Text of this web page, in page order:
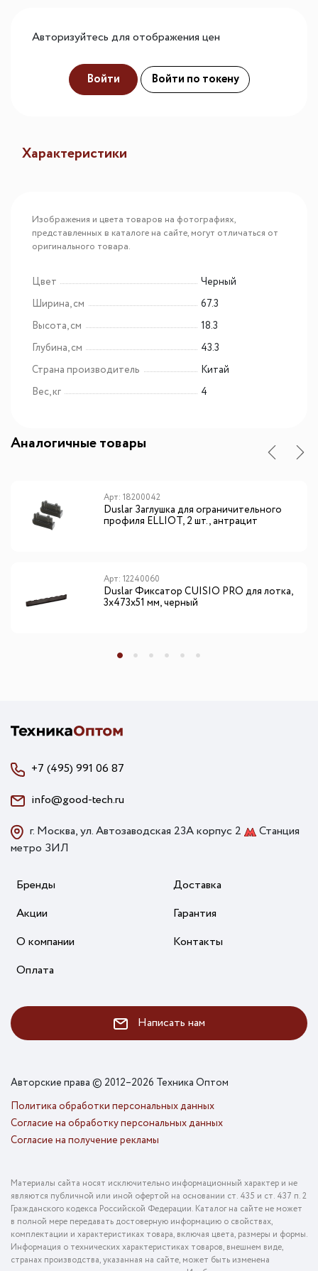
Авторизуйтесь для отображения цен
Войти Войти по токену
Характеристики
Изображения и цвета товаров на фотографиях,
представленных в каталоге на сайте, могут отличаться от
оригинального товара.
Цвет
Черный
Ширина, см
67.3
Высота, см
18.3
Глубина, см
43.3
Страна производитель
Китай
Вес, кг
4
Аналогичные товары
Арт: 18200042
Duslar Заглушка для ограничительного
профиля ELLIOT, 2 шт., антрацит
Арт: 12240060
Duslar Фиксатор CUISIO PRO для лотка,
3х473х51 мм, черный
+7 (495) 991 06 87
info@good-tech.ru
г. Москва, ул. Автозаводская 23А корпус 2
Станция
метро ЗИЛ
Бренды
Акции
О компании
Оплата
Доставка
Гарантия
Контакты
Написать нам
Авторские права © 2012–2026 Техника Оптом
Политика обработки персональных данных
Согласие на обработку персональных данных
Согласие на получение рекламы
Материалы сайта носят исключительно информационный характер и не
являются публичной или иной офертой на основании ст. 435 и ст. 437 п. 2
Гражданского кодекса Российской Федерации. Каталог на сайте не может
в полной мере передавать достоверную информацию о свойствах,
комплектации и характеристиках товара, включая цвета, размеры и формы.
Информация о технических характеристиках товаров, внешнем виде,
странах производства, указанная на сайте, может быть изменена